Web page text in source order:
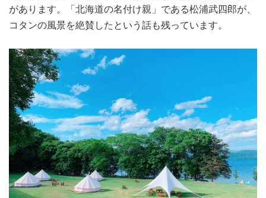
があります。「北海道の名付け親」である松浦武四郎が、
コタンの風景を絶賛したという話も残っています。